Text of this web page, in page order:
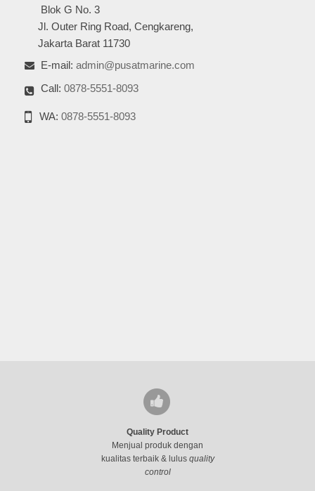
Blok G No. 3
Jl. Outer Ring Road, Cengkareng,
Jakarta Barat 11730
E-mail: admin@pusatmarine.com
Call: 0878-5551-8093
WA: 0878-5551-8093
Quality Product
Menjual produk dengan
kualitas terbaik & lulus quality
control